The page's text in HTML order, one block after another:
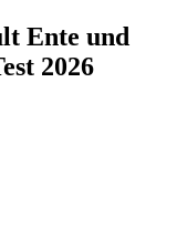
Ente und
2026